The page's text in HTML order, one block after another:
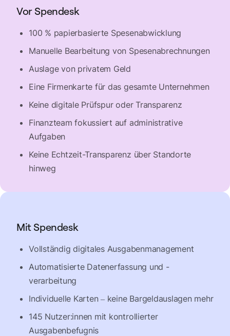
Vor Spendesk
100 % papierbasierte Spesenabwicklung
Manuelle Bearbeitung von Spesenabrechnungen
Auslage von privatem Geld
Eine Firmenkarte für das gesamte Unternehmen
Keine digitale Prüfspur oder Transparenz
Finanzteam fokussiert auf administrative
Aufgaben
Keine Echtzeit-Transparenz über Standorte
hinweg
Mit Spendesk
Vollständig digitales Ausgabenmanagement
Automatisierte Datenerfassung und -
verarbeitung
Individuelle Karten – keine Bargeldauslagen mehr
145 Nutzer:innen mit kontrollierter
Ausgabenbefugnis